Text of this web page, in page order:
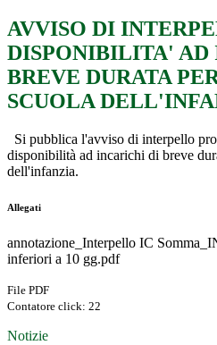
AVVISO DI
DISPONIBILITA'
BREVE DURATA
SCUOLA
Si pubblica l'avviso di interpello
disponibilità ad incarichi di breve
dell'infanzia.
Allegati
annotazione_Interpello IC
inferiori a 10 gg.pdf
File PDF
Contatore click: 22
Notizie